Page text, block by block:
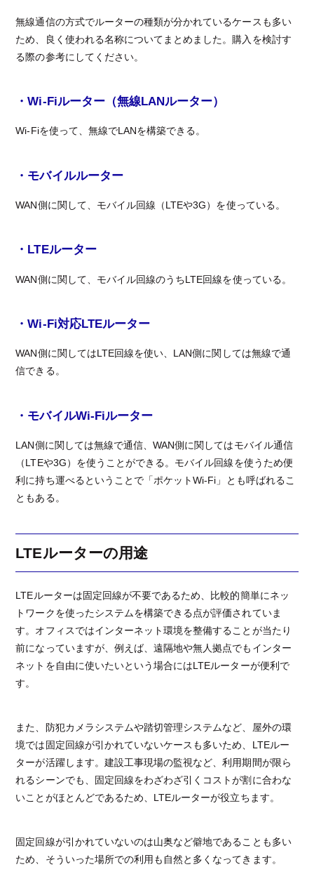
無線通信の方式でルーターの種類が分かれているケースも多い
ため、良く使われる名称についてまとめました。購入を検討す
る際の参考にしてください。
・Wi-Fiルーター（無線LANルーター）
Wi-Fiを使って、無線でLANを構築できる。
・モバイルルーター
WAN側に関して、モバイル回線（LTEや3G）を使っている。
・LTEルーター
WAN側に関して、モバイル回線のうちLTE回線を使っている。
・Wi-Fi対応LTEルーター
WAN側に関してはLTE回線を使い、LAN側に関しては無線で通
信できる。
・モバイルWi-Fiルーター
LAN側に関しては無線で通信、WAN側に関してはモバイル通信
（LTEや3G）を使うことができる。モバイル回線を使うため便
利に持ち運べるということで「ポケットWi-Fi」とも呼ばれるこ
ともある。
LTEルーターの用途
LTEルーターは固定回線が不要であるため、比較的簡単にネッ
トワークを使ったシステムを構築できる点が評価されていま
す。オフィスではインターネット環境を整備することが当たり
前になっていますが、例えば、遠隔地や無人拠点でもインター
ネットを自由に使いたいという場合にはLTEルーターが便利で
す。
また、防犯カメラシステムや踏切管理システムなど、屋外の環
境では固定回線が引かれていないケースも多いため、LTEルー
ターが活躍します。建設工事現場の監視など、利用期間が限ら
れるシーンでも、固定回線をわざわざ引くコストが割に合わな
いことがほとんどであるため、LTEルーターが役立ちます。
固定回線が引かれていないのは山奥など僻地であることも多い
ため、そういった場所での利用も自然と多くなってきます。